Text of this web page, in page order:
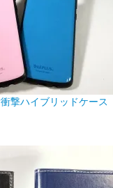
撃ハイブリッドケース